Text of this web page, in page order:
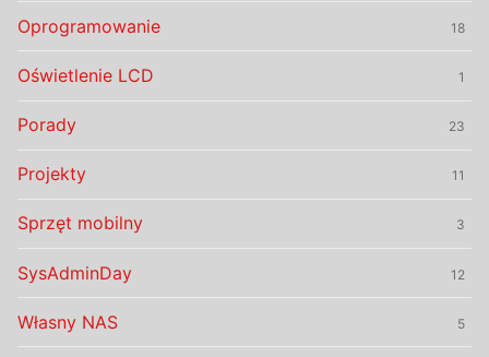
Oprogramowanie 18
Oświetlenie LCD 1
Porady 23
Projekty 11
Sprzęt mobilny 3
SysAdminDay 12
Własny NAS 5